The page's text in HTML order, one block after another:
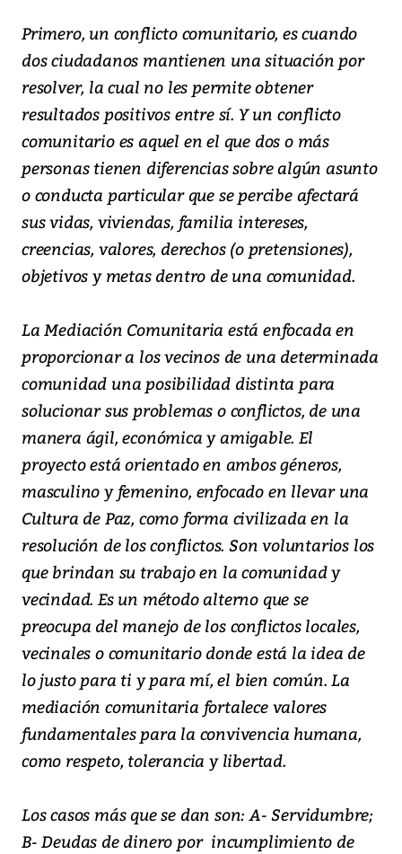
Primero, un conflicto comunitario, es cuando
dos ciudadanos mantienen una situación por
resolver, la cual no les permite obtener
resultados positivos entre sí. Y un conflicto
comunitario es aquel en el que dos o más
personas tienen diferencias sobre algún asunto
o conducta particular que se percibe afectará
sus vidas, viviendas, familia intereses,
creencias, valores, derechos (o pretensiones),
objetivos y metas dentro de una comunidad.
La Mediación Comunitaria está enfocada en
proporcionar a los vecinos de una determinada
comunidad una posibilidad distinta para
solucionar sus problemas o conflictos, de una
manera ágil, económica y amigable. El
proyecto está orientado en ambos géneros,
masculino y femenino, enfocado en llevar una
Cultura de Paz, como forma civilizada en la
resolución de los conflictos. Son voluntarios los
que brindan su trabajo en la comunidad y
vecindad. Es un método alterno que se
preocupa del manejo de los conflictos locales,
vecinales o comunitario donde está la idea de
lo justo para ti y para mí, el bien común. La
mediación comunitaria fortalece valores
fundamentales para la convivencia humana,
como respeto, tolerancia y libertad.
Los casos más que se dan son: A- Servidumbre;
B- Deudas de dinero por incumplimiento de